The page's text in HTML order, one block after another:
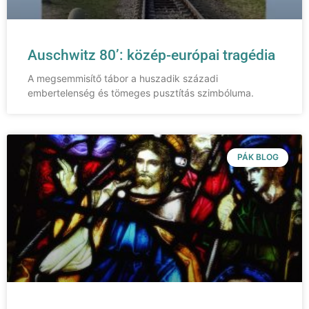
Auschwitz 80’: közép-európai tragédia
A megsemmisítő tábor a huszadik századi
embertelenség és tömeges pusztítás szimbóluma.
PÁK BLOG